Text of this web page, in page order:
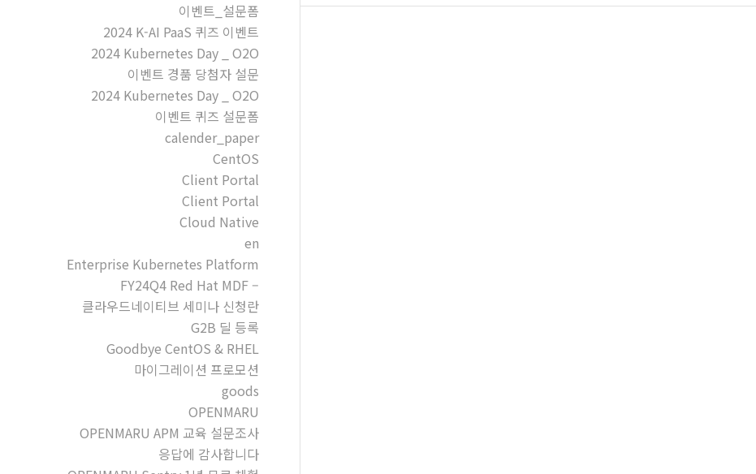
이벤트_설문폼
2024 K-AI PaaS 퀴즈 이벤트
2024 Kubernetes Day _ O2O
이벤트 경품 당첨자 설문
2024 Kubernetes Day _ O2O
이벤트 퀴즈 설문폼
calender_paper
CentOS
Client Portal
Client Portal
Cloud Native
en
Enterprise Kubernetes Platform
FY24Q4 Red Hat MDF –
클라우드네이티브 세미나 신청란
G2B 딜 등록
Goodbye CentOS & RHEL
마이그레이션 프로모션
goods
OPENMARU
OPENMARU APM 교육 설문조사
응답에 감사합니다